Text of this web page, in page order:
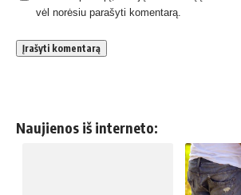
vėl norėsiu parašyti komentarą.
Naujienos iš interneto: